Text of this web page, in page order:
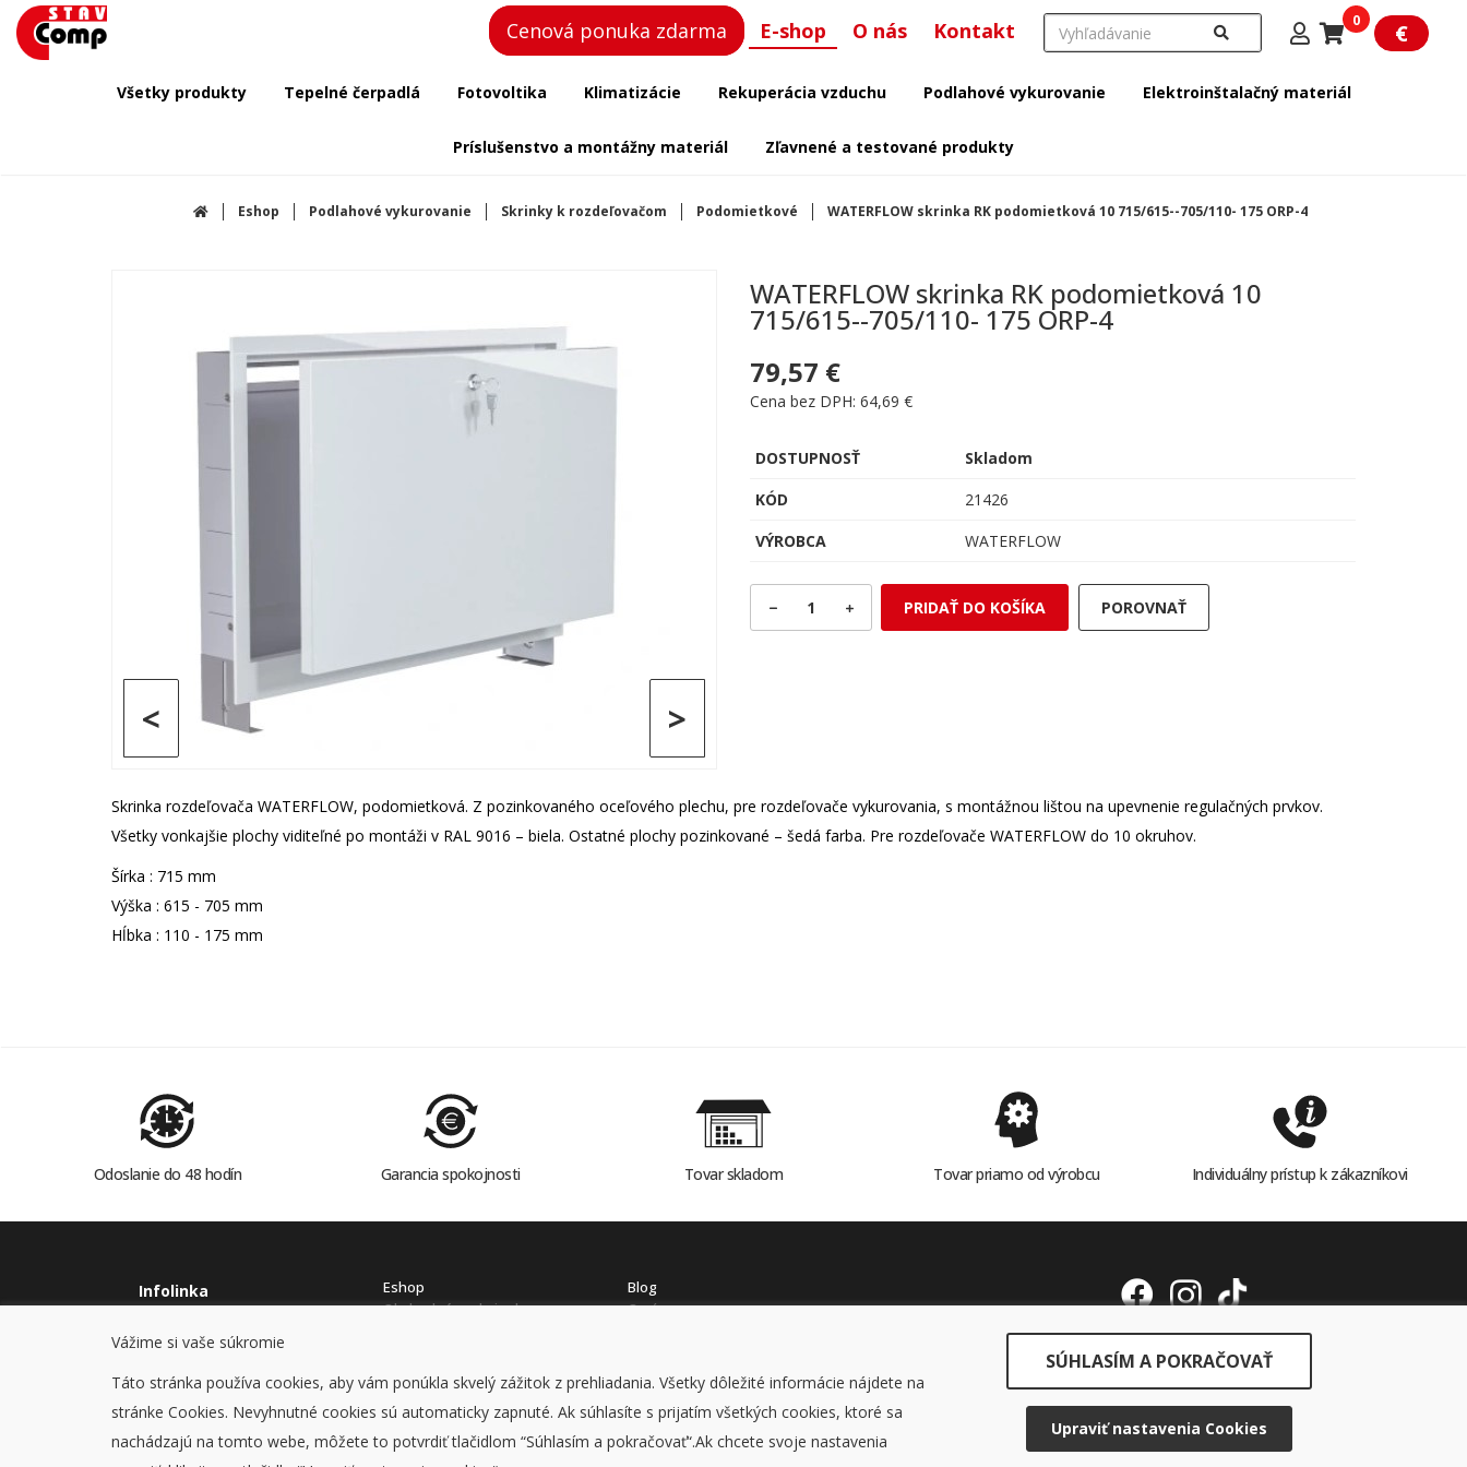
Cenová ponuka zdarma E-shop O nás Kontakt 0 €
Všetky produkty Tepelné čerpadlá Fotovoltika Klimatizácie Rekuperácia vzduchu Podlahové vykurovanie Elektroinštalačný materiál
Príslušenstvo a montážny materiál Zľavnené a testované produkty
Eshop Podlahové vykurovanie Skrinky k rozdeľovačom Podomietkové WATERFLOW skrinka RK podomietková 10 715/615--705/110- 175 ORP-4
>
<
WATERFLOW skrinka RK podomietková 10
715/615--705/110- 175 ORP-4
79,57 €
Cena bez DPH: 64,69 €
DOSTUPNOSŤ
Skladom
KÓD
21426
VÝROBCA
WATERFLOW
1 PRIDAŤ DO KOŠÍKA POROVNAŤ
Skrinka rozdeľovača WATERFLOW, podomietková. Z pozinkovaného oceľového plechu, pre rozdeľovače vykurovania, s montážnou lištou na upevnenie regulačných prvkov.
Všetky vonkajšie plochy viditeľné po montáži v RAL 9016 – biela. Ostatné plochy pozinkované – šedá farba. Pre rozdeľovače WATERFLOW do 10 okruhov.
Šírka : 715 mm
Výška : 615 - 705 mm
Hĺbka : 110 - 175 mm
Odoslanie do 48 hodín Garancia spokojnosti Tovar skladom Tovar priamo od výrobcu Individuálny prístup k zákazníkovi
Infolinka
stavcomp@stavcomp.sk
Eshop
Obchodné podmienky
Blog
O nás
© STAVCOMP 2026, všetky práva vyhradené
DUFEKSOFT ,
Vážime si vaše súkromie
Táto stránka používa cookies, aby vám ponúkla skvelý zážitok z prehliadania. Všetky dôležité informácie nájdete na
stránke Cookies. Nevyhnutné cookies sú automaticky zapnuté. Ak súhlasíte s prijatím všetkých cookies, ktoré sa
nachádzajú na tomto webe, môžete to potvrdiť tlačidlom “Súhlasím a pokračovať“.Ak chcete svoje nastavenia
SÚHLASÍM A POKRAČOVAŤ
Upraviť nastavenia Cookies